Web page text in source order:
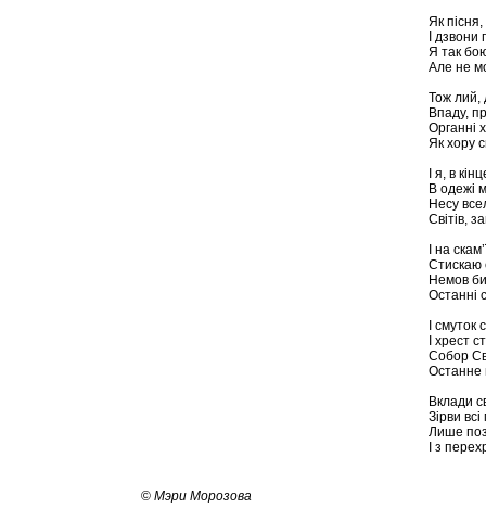
Як
І
Я так
Але не
Тож лий,
Впаду,
Органні
Як хору
І я, в
В одежі
Несу
Світів,
І на
Стискаю
Немов
Останні
І
І хрест
Собор
Останне
Вклади
Зірви
Лише
І з
© Мэри Морозова